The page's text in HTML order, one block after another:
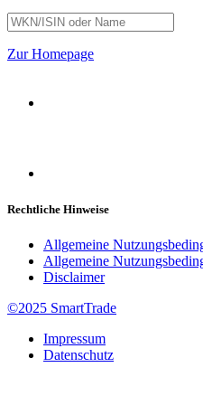
Zur Homepage
Rechtliche Hinweise
Allgemeine
Allgemeine
Disclaimer
©2025 SmartTrade
Impressum
Datenschutz